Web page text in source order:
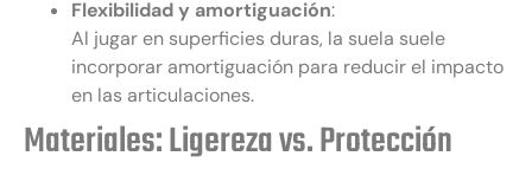
Flexibilidad y amortiguación:
Al jugar en superficies duras, la suela suele
incorporar amortiguación para reducir el impacto
en las articulaciones.
Materiales: Ligereza vs. Protección